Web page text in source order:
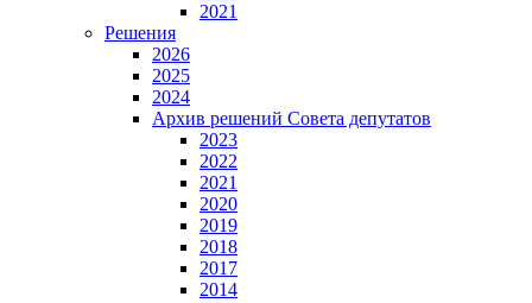
2021
Решения
2026
2025
2024
Архив решений Совета депутатов
2023
2022
2021
2020
2019
2018
2017
2014